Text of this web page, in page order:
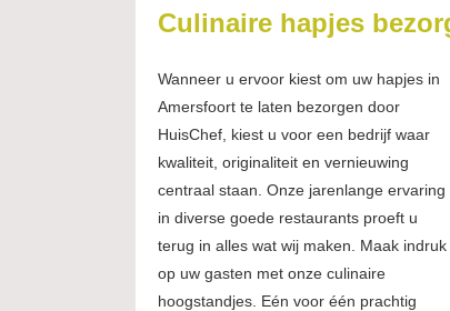
Culinaire hapjes
Wanneer u ervoor kiest om uw hapjes in
Amersfoort te laten bezorgen door
HuisChef, kiest u voor een bedrijf waar
kwaliteit, originaliteit en vernieuwing
centraal staan. Onze jarenlange ervaring
in diverse goede restaurants proeft u
terug in alles wat wij maken. Maak indruk
op uw gasten met onze culinaire
hoogstandjes. Eén voor één prachtig